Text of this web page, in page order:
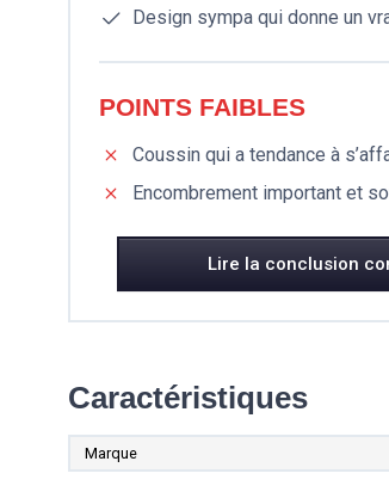
Design sympa qui donne un
POINTS FAIBLES
Coussin qui a tendance à
Encombrement important et
Lire la conclusion
Caractéristiques
Marque